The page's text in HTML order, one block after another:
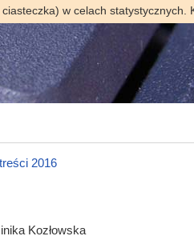
w celach
2016
Kozłowska